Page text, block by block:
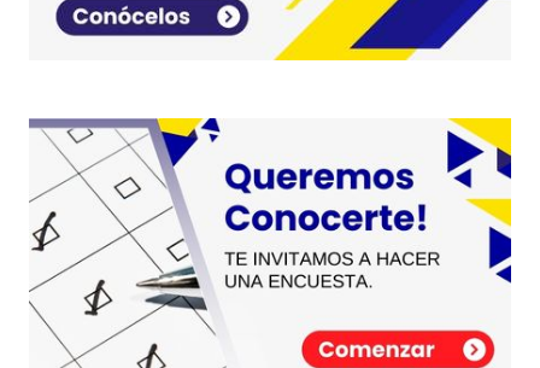
3 abril, 2017 at 4:10 pm
Muy buen artículo, claro, preciso que somete al
lector en una lectura entretenida, de claros
ejemplos, con un llamado a la sociedad para
transformar las amenazas en oportunidades.
Felicitaciones!!!
Sergio
6 septiembre, 2017 at 11:42 am